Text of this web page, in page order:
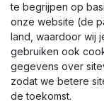
te begrijpen op
onze website (de
land, waardoor wij
gebruiken ook
gegevens over
zodat we betere
de toekomst.